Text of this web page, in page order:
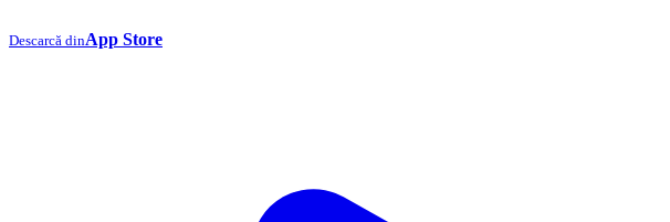
Descarcă dinApp Store